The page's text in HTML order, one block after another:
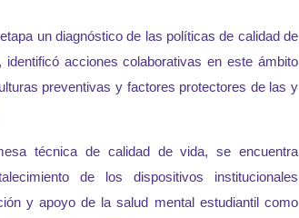
un diagnóstico de las políticas de calidad de
identificó acciones colaborativas en este ámbito
preventivas y factores protectores de las y
técnica de calidad de vida, se encuentra
de los dispositivos institucionales
y apoyo de la salud mental estudiantil como